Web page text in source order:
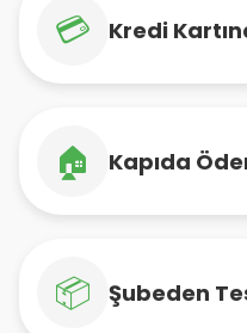
💳 Kredi
🏠 Kapıda
📦 Şubeden